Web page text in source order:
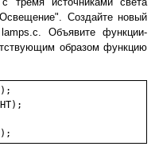
Создайте новый
Объявите функции-
образом функцию